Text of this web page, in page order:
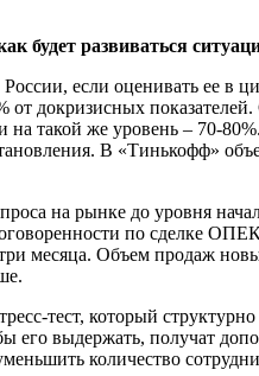
будет развиваться
если оценивать ее
докризисных
такой же уровень – 70-
В «Тинькофф»
на рынке до уровня
по сделке
месяца. Объем продаж
тест, который
его выдержать, получат
количество